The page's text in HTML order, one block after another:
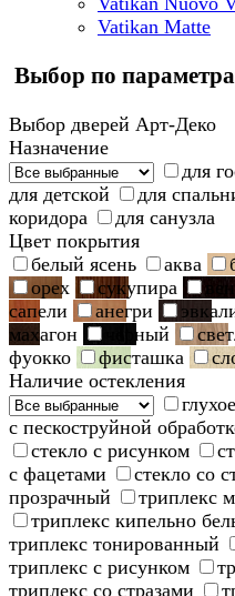
Vatikan Matte
Выбор по
Выбор дверей Арт-Деко
Назначение
для
для детской
для
коридора
для санузла
Цвет покрытия
белый ясень
аква
орех
сукупира
сапели
анегри
махагон
черный
фуокко
фисташка
Наличие остекления
глухое
с пескоструйной
стекло с рисунком
с фацетами
стекло со
прозрачный
триплекс
триплекс кипельно
триплекс тонированный
триплекс с рисунком
триплекс со стразами